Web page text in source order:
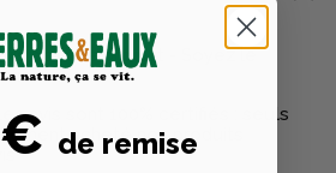
pour ce produit - Soyez le
avis sont 100% certifiés : seuls
acheté nos produits
de remise